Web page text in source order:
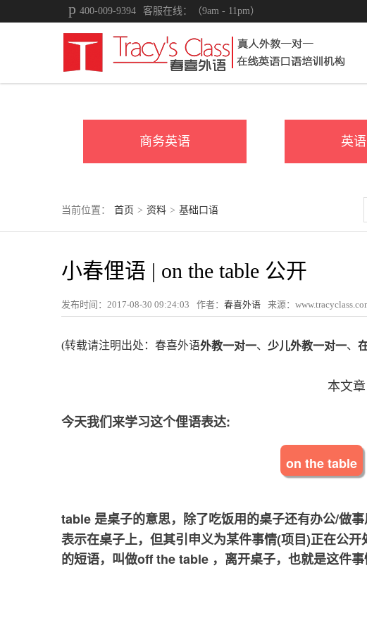
400-009-9394 客服在线：（9am - 11pm）
商务英语 英
当前位置： 首页 > 资料 > 基础口语
小春俚语 | on the table 公开
发布时间：2017-08-30 09:24:03 作者： 春喜外语 来源：
(转载请注明出处：春喜外语外教一对一、 少儿外教一对一、
本文章
今天我们来学习这个俚语表达:
on the table
table 是桌子的意思，除了吃饭用的桌子还有办公/做
表示在桌子上，但其引申义为某件事情(项目)正在公
的短语，叫做off the table ，离开桌子，也就是这件事